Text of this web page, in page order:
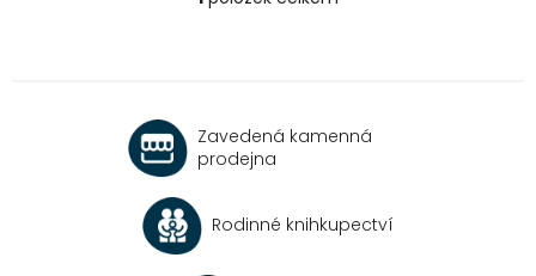
O
c
í
r
v
Zavedená kamenná
prodejna
Rodinné knihkupectví